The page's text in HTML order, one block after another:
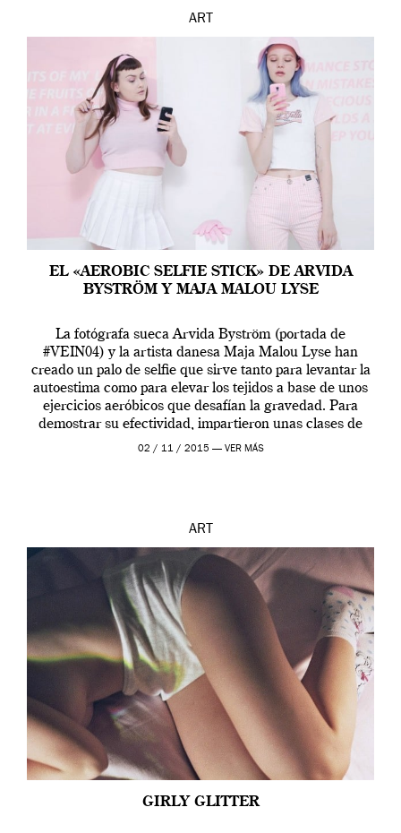
ART
EL «AEROBIC SELFIE STICK» DE ARVIDA
BYSTRÖM Y MAJA MALOU LYSE
La fotógrafa sueca Arvida Byström (portada de
#VEIN04) y la artista danesa Maja Malou Lyse han
creado un palo de selfie que sirve tanto para levantar la
autoestima como para elevar los tejidos a base de unos
ejercicios aeróbicos que desafían la gravedad. Para
demostrar su efectividad, impartieron unas clases de
prueba en el Tate […]
02 / 11 / 2015 — VER MÁS
ART
GIRLY GLITTER